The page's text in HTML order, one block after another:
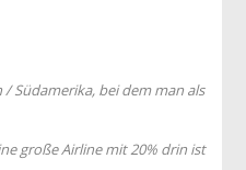
/ Südamerika, bei dem man als
große Airline mit 20% drin ist